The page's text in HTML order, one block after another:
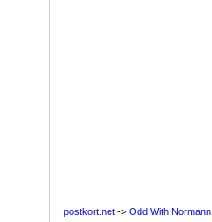
postkort.net -> Odd With Normann